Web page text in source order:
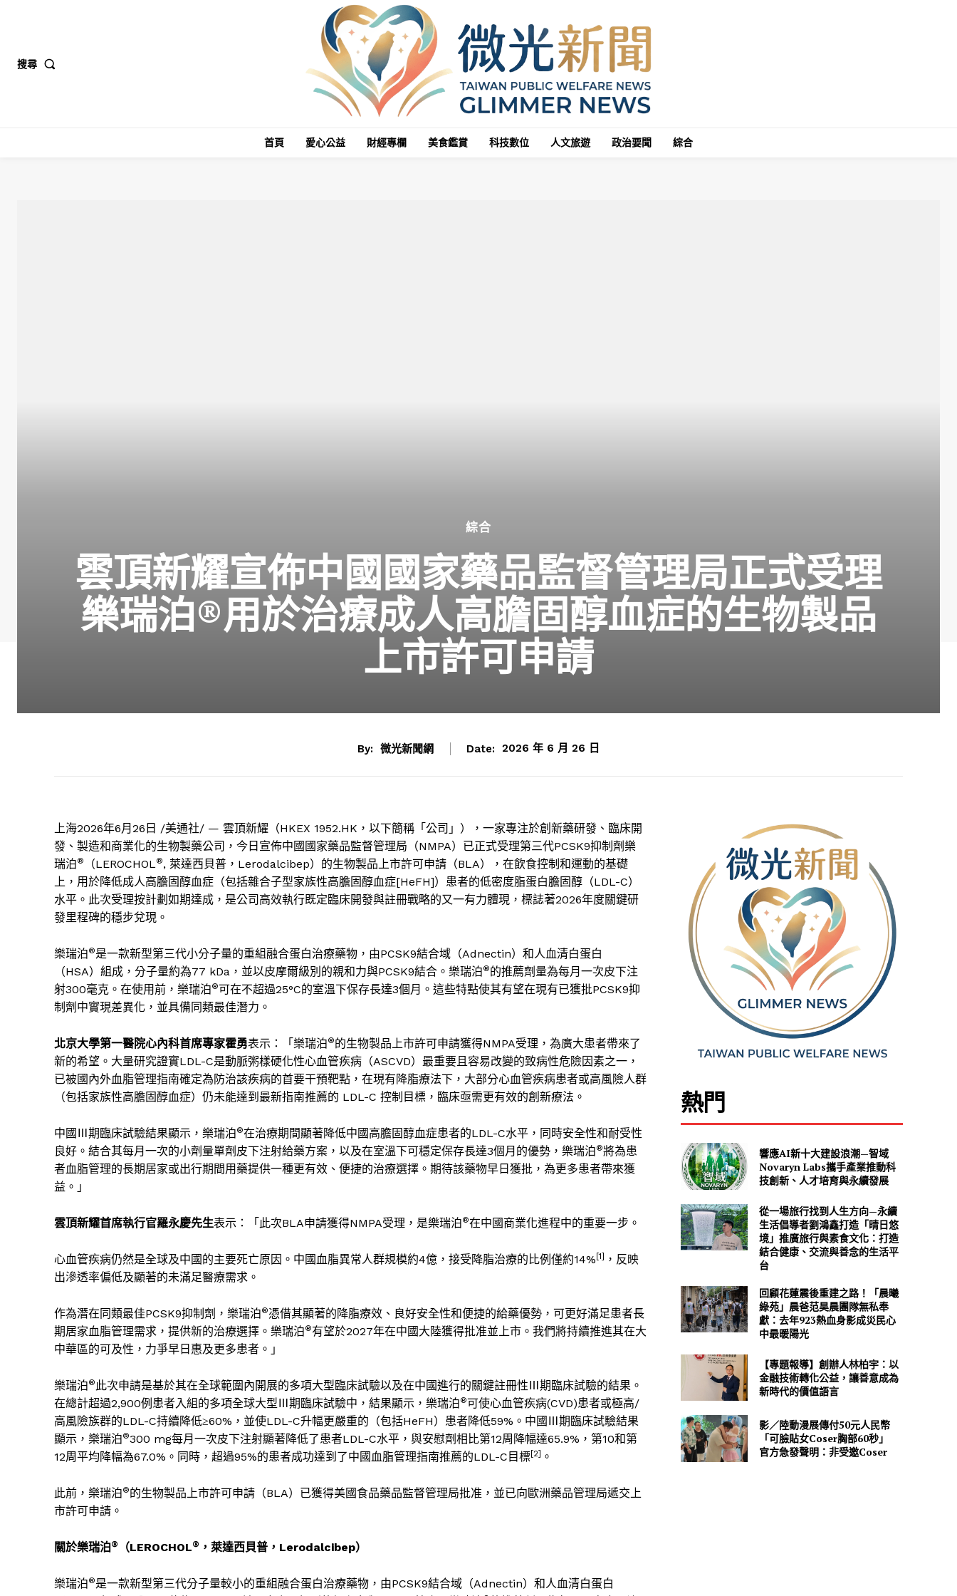
搜尋
首頁 愛心公益 財經專欄 美食鑑賞 科技數位 人文旅遊 政治要聞 綜合
綜合
雲頂新耀宣佈中國國家藥品監督管理局正式受理
樂瑞泊®用於治療成人高膽固醇血症的生物製品
上市許可申請
By: 微光新聞網 Date: 2026 年 6 月 26 日
上海2026年6月26日 /美通社/ — 雲頂新耀（HKEX 1952.HK ，以下簡稱 「公司 」 ），一家專注於創新藥研發、臨床開
發、製造和商業化的生物製藥公司，今日宣佈中國國家藥品監督管理局（NMPA）已正式受理第三代PCSK9抑制劑樂
瑞泊® （LEROCHOL®, 萊達西貝普， Lerodalcibep）的生物製品上市許可申請（BLA），在飲食控制和運動的基礎
上，用於降低成人高膽固醇血症（包括雜合子型家族性高膽固醇血症[HeFH]）患者的低密度脂蛋白膽固醇（LDL-C）
水平。此次受理按計劃如期達成，是公司高效執行既定臨床開發與註冊戰略的又一有力體現，標誌著2026年度關鍵研
發里程碑的穩步兌現。
樂瑞泊®是一款新型第三代小分子量的重組融合蛋白治療藥物，由PCSK9結合域（Adnectin）和人血清白蛋白
（HSA）組成，分子量約為77 kDa ，並以皮摩爾級別的親和力與PCSK9結合。樂瑞泊®的推薦劑量為每月一次皮下注
射300毫克。在使用前，樂瑞泊®可在不超過25°C的室溫下保存長達3個月。這些特點使其有望在現有已獲批PCSK9抑
制劑中實現差異化，並具備同類最佳潛力。
北京大學第一醫院心內科首席專家霍勇表示： 「樂瑞泊®的生物製品上市許可申請獲得NMPA受理，為廣大患者帶來了
新的希望。大量研究證實LDL-C是動脈粥樣硬化性心血管疾病（ASCVD）最重要且容易改變的致病性危險因素之一，
已被國內外血脂管理指南確定為防治該疾病的首要干預靶點，在現有降脂療法下， 大部分心血管疾病患者或高風險人群
（包括家族性高膽固醇血症）仍未能達到最新指南推薦的 LDL-C 控制目標，臨床亟需更有效的創新療法。
中國 Ⅲ期臨床試驗結果顯示，樂瑞泊®在治療期間顯著降低中國高膽固醇血症患者的LDL-C水平，同時安全性和耐受性
良好。結合其每月一次的小劑量單劑皮下注射給藥方案，以及在室溫下可穩定保存長達3個月的優勢，樂瑞泊®將為患
者血脂管理的長期居家或出行期間用藥提供一種更有效、便捷的治療選擇。期待該藥物早日獲批，為更多患者帶來獲
益。 」
雲頂新耀首席執行官羅永慶先生表示： 「此次BLA申請獲得NMPA受理，是樂瑞泊®在中國商業化進程中的重要一步。
心血管疾病仍然是全球及中國的主要死亡原因。中國血脂異常人群規模約4億，接受降脂治療的比例僅約14%[1] ，反映
出滲透率偏低及顯著的未滿足醫療需求。
作為潛在同類最佳PCSK9抑制劑，樂瑞泊®憑借其顯著的降脂療效、良好安全性和便捷的給藥優勢，可更好滿足患者長
期居家血脂管理需求，提供新的治療選擇。樂瑞泊®有望於2027年在中國大陸獲得批准並上市。我們將持續推進其在大
中華區的可及性，力爭早日惠及更多患者。 」
樂瑞泊® 此次申請是基於其在全球範圍內開展的多項大型臨床試驗以及在中國進行的關鍵註冊性Ⅲ期臨床試驗的結果。
在總計超過2,900例患者入組的多項全球大型Ⅲ期臨床試驗中，結果顯示，樂瑞泊®可使心血管疾病(CVD)患者或極高/
高風險族群的LDL-C持續降低≥60% ，並使LDL-C升幅更嚴重的（包括HeFH）患者降低59% 。中國 Ⅲ期臨床試驗結果
顯示，樂瑞泊®300 mg每月一次皮下注射顯著降低了患者LDL-C水平，與安慰劑相比第12周降幅達65.9% ，第10和第
12周平均降幅為67.0% 。同時，超過95%的患者成功達到了中國血脂管理指南推薦的LDL-C 目標[2] 。
此前，樂瑞泊®的生物製品上市許可申請（BLA）已獲得美國食品藥品監督管理局批准，並已向歐洲藥品管理局遞交上
市許可申請。
關於樂瑞泊® （LEROCHOL® ，萊達西貝普， Lerodalcibep）
樂瑞泊®是一款新型第三代分子量較小的重組融合蛋白治療藥物，由PCSK9結合域（Adnectin）和人血清白蛋白
熱門
響應AI新十大建設浪潮—智域
Novaryn Labs攜手產業推動科
技創新、人才培育與永續發展
從一場旅行找到人生方向—永續
生活倡導者劉鴻鑫打造「晴日悠
境」推廣旅行與素食文化：打造
結合健康、交流與善念的生活平
台
回顧花蓮震後重建之路！「晨曦
綠苑」晨爸范昊晨團隊無私奉
獻：去年923熱血身影成災民心
中最暖陽光
【專題報導】創辦人林柏宇：以
金融技術轉化公益，讓善意成為
新時代的價值語言
影／陸動漫展傳付50元人民幣
「可臉貼女Coser胸部60秒」
官方急發聲明：非受邀Coser